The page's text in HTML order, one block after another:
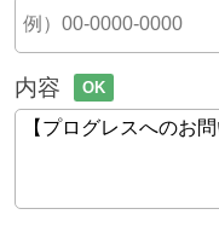
内容 OK